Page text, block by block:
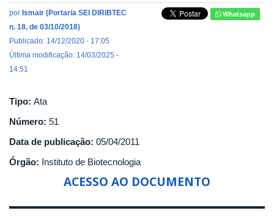
por Ismair (Portaria SEI DIRIBTEC
n. 18, de 03/10/2018)
Publicado: 14/12/2020 - 17:05
Última modificação: 14/03/2025 -
14:51
Whatsapp
Tipo: Ata
Número: 51
Data de publicação: 05/04/2011
Órgão: Instituto de Biotecnologia
ACESSO AO DOCUMENTO